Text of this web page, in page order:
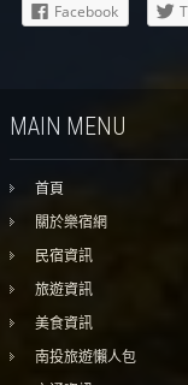
Facebook
MAIN MENU
首頁
關於樂宿網
民宿資訊
旅遊資訊
美食資訊
南投旅遊懶人包